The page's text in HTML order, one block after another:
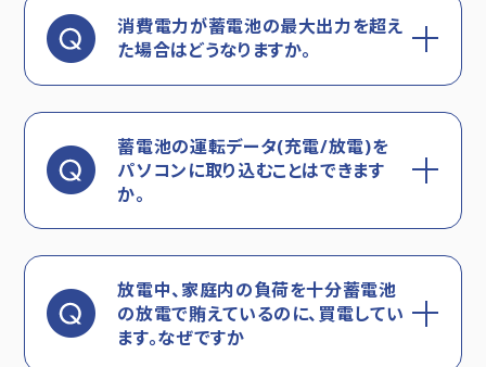
消費電力が蓄電池の最大出力を超え
た場合はどうなりますか。
蓄電池の運転データ(充電/放電)を
パソコンに取り込むことはできます
か。
放電中、家庭内の負荷を十分蓄電池
の放電で賄えているのに、買電してい
ます。なぜですか